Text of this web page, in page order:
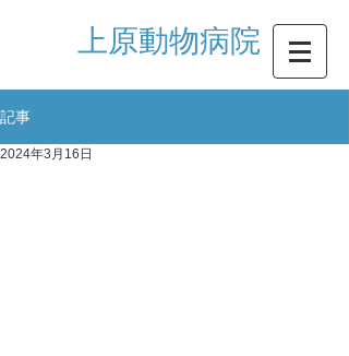
​上原動物病院
記事
2024年3月16日